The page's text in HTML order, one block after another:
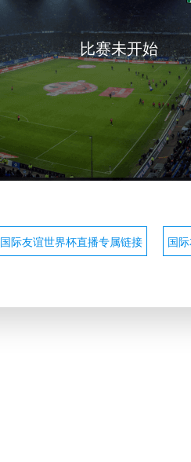
比赛未开始
国际友谊世界杯直播专属链接 国